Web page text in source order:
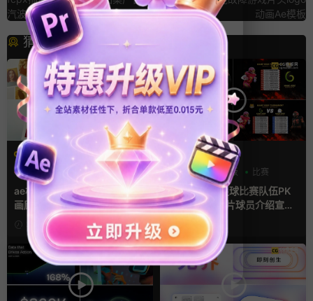
汽波赛博朋克动态海报
动画Ae模板
猜你喜欢
AE模板
LOGO动画
三维 幻灯片
ae相册模板 多场景照片墙堆叠
画廊幻灯片宣传视频
3小时前
AE模板
分数
字幕模板 比赛
ae体育模板 足球比赛队伍PK
比分牌对决卡片球员介绍宣传
视频AE模板
2天前